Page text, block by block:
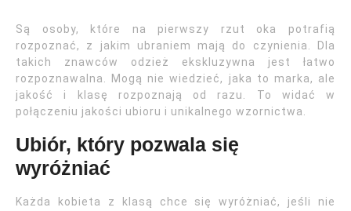
Są osoby, które na pierwszy rzut oka potrafią
rozpoznać, z jakim ubraniem mają do czynienia. Dla
takich znawców odzież ekskluzywna jest łatwo
rozpoznawalna. Mogą nie wiedzieć, jaka to marka, ale
jakość i klasę rozpoznają od razu. To widać w
połączeniu jakości ubioru i unikalnego wzornictwa.
Ubiór, który pozwala się
wyróżniać
Każda kobieta z klasą chce się wyróżniać, jeśli nie